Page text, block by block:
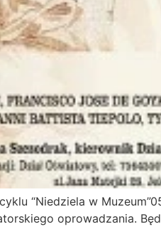
“Niedziela w
oprowadzania.